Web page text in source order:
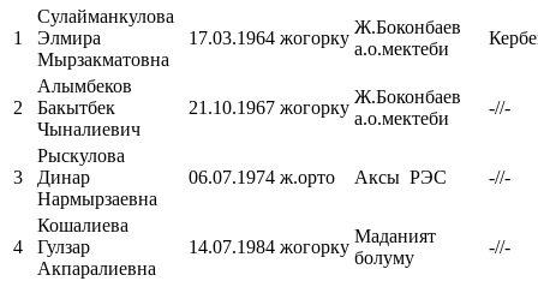
1
Сулайманкулова
Элмира
Мырзакматовна
17.03.1964 жогорку
Ж.Боконбаев
а.о.мектеби
2
Алымбеков
Бакытбек
Чыналиевич
21.10.1967 жогорку
Ж.Боконбаев
а.о.мектеби
-//-
3
Рыскулова
Динар
Нармырзаевна
06.07.1974 ж.орто Аксы РЭС -//-
4
Кошалиева
Гулзар
Акпаралиевна
14.07.1984 жогорку
Маданият
болуму
-//-